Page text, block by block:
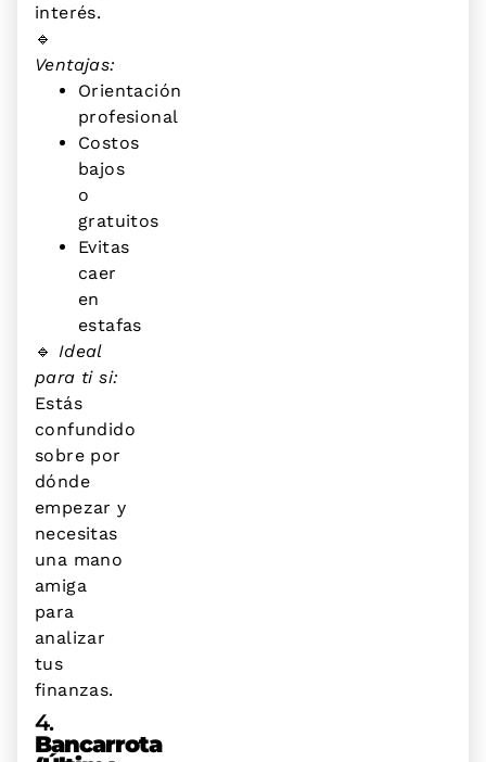
interés.
🔹
Ventajas:
Orientación
profesional
Costos
bajos
o
gratuitos
Evitas
caer
en
estafas
🔹 Ideal
para ti si:
Estás
confundido
sobre por
dónde
empezar y
necesitas
una mano
amiga
para
analizar
tus
finanzas.
4.
Bancarrota